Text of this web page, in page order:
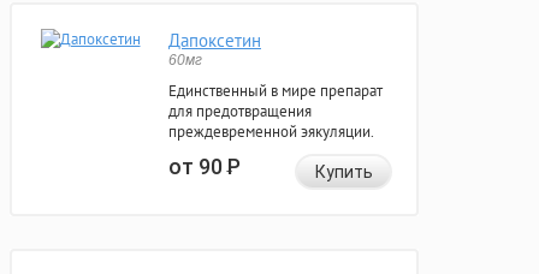
Дапоксетин
60мг
Единственный в мире препарат
для предотвращения
преждевременной эякуляции.
от 90Р Купить